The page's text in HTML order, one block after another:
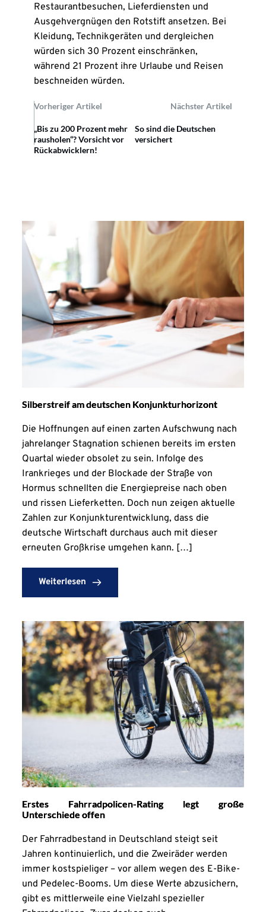
Restaurantbesuchen, Lieferdiensten und
Ausgehvergnügen den Rotstift ansetzen. Bei
Kleidung, Technikgeräten und dergleichen
würden sich 30 Prozent einschränken,
während 21 Prozent ihre Urlaube und Reisen
beschneiden würden.
Vorheriger Artikel Nächster Artikel
„Bis zu 200 Prozent mehr
rausholen“? Vorsicht vor
Rückabwicklern!
So sind die Deutschen
versichert
Silberstreif am deutschen Konjunkturhorizont
Die Hoffnungen auf einen zarten Aufschwung nach
jahrelanger Stagnation schienen bereits im ersten
Quartal wieder obsolet zu sein. Infolge des
Irankrieges und der Blockade der Straße von
Hormus schnellten die Energiepreise nach oben
und rissen Lieferketten. Doch nun zeigen aktuelle
Zahlen zur Konjunkturentwicklung, dass die
deutsche Wirtschaft durchaus auch mit dieser
erneuten Großkrise umgehen kann. […]
Weiterlesen
Erstes Fahrradpolicen-Rating legt große
Unterschiede offen
Der Fahrradbestand in Deutschland steigt seit
Jahren kontinuierlich, und die Zweiräder werden
immer kostspieliger – vor allem wegen des E-Bike-
und Pedelec-Booms. Um diese Werte abzusichern,
gibt es mittlerweile eine Vielzahl spezieller